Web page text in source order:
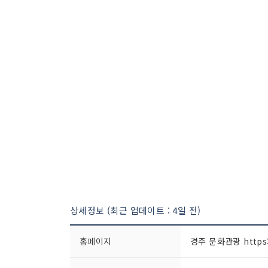
상세정보 (최근 업데이트 : 4일 전)
홈페이지 경주 문화관광